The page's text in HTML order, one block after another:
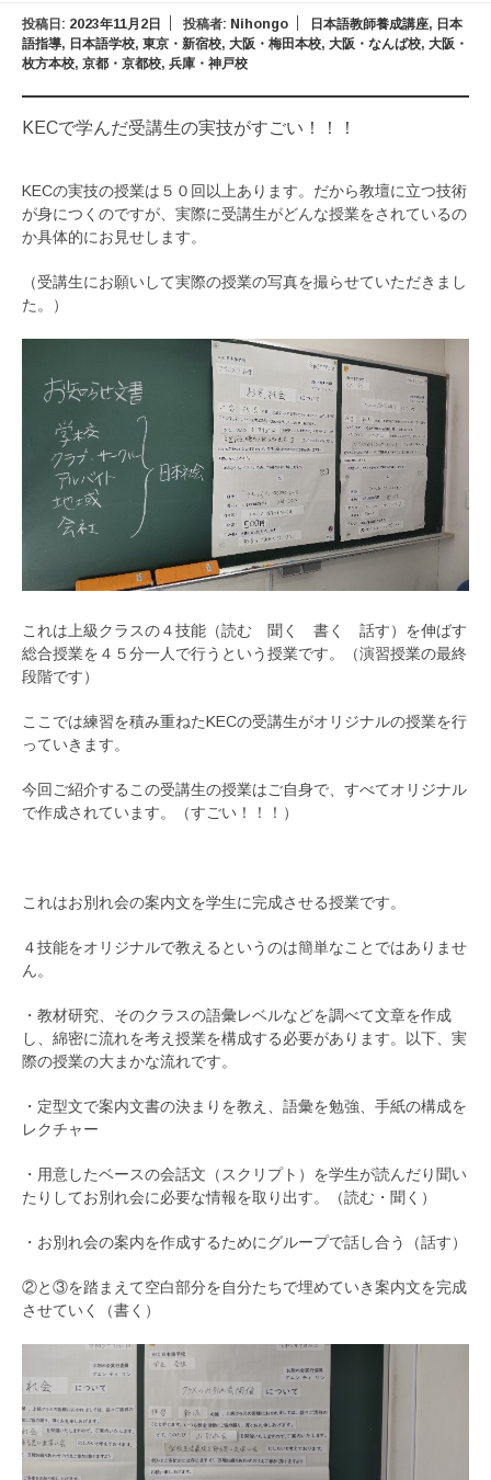
投稿日: 2023年11月2日 投稿者: Nihongo 日本語教師養成講座, 日本
語指導, 日本語学校, 東京・新宿校, 大阪・梅田本校, 大阪・なんば校, 大阪・
枚方本校, 京都・京都校, 兵庫・神戸校
KECで学んだ受講生の実技がすごい！！！
KECの実技の授業は５０回以上あります。だから教壇に立つ技術
が身につくのですが、実際に受講生がどんな授業をされているの
か具体的にお見せします。
（受講生にお願いして実際の授業の写真を撮らせていただきまし
た。）
これは上級クラスの４技能（読む 聞く 書く 話す）を伸ばす
総合授業を４５分一人で行うという授業です。（演習授業の最終
段階です）
ここでは練習を積み重ねたKECの受講生がオリジナルの授業を行
っていきます。
今回ご紹介するこの受講生の授業はご自身で、すべてオリジナル
で作成されています。（すごい！！！）
これはお別れ会の案内文を学生に完成させる授業です。
４技能をオリジナルで教えるというのは簡単なことではありませ
ん。
・教材研究、そのクラスの語彙レベルなどを調べて文章を作成
し、綿密に流れを考え授業を構成する必要があります。以下、実
際の授業の大まかな流れです。
・定型文で案内文書の決まりを教え、語彙を勉強、手紙の構成を
レクチャー
・用意したベースの会話文（スクリプト）を学生が読んだり聞い
たりしてお別れ会に必要な情報を取り出す。（読む・聞く）
・お別れ会の案内を作成するためにグループで話し合う（話す）
②と③を踏まえて空白部分を自分たちで埋めていき案内文を完成
させていく（書く）